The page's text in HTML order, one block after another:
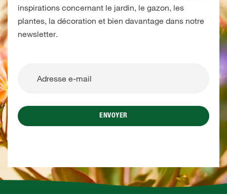
inspirations concernant le jardin, le gazon, les
plantes, la décoration et bien davantage dans notre
newsletter.
ENVOYER